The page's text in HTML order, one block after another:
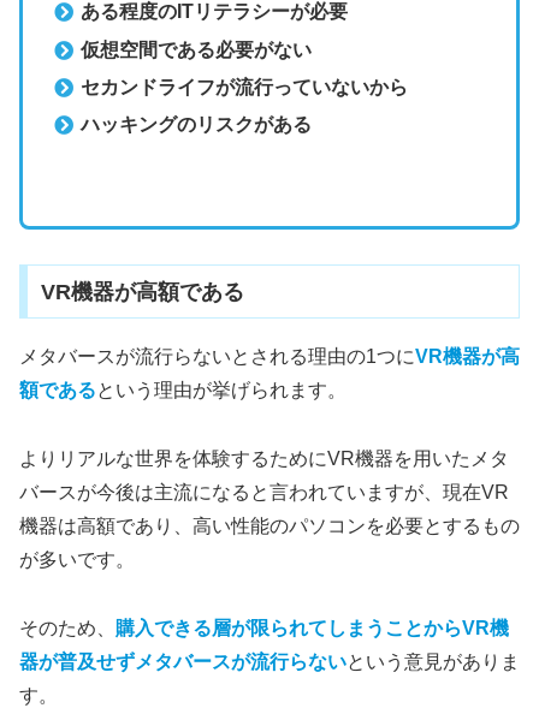
ある程度のITリテラシーが必要
仮想空間である必要がない
セカンドライフが流行っていないから
ハッキングのリスクがある
VR機器が高額である
メタバースが流行らないとされる理由の1つにVR機器が高
額であるという理由が挙げられます。
よりリアルな世界を体験するためにVR機器を用いたメタ
バースが今後は主流になると言われていますが、現在VR
機器は高額であり、高い性能のパソコンを必要とするもの
が多いです。
そのため、 購入できる層が限られてしまうことからVR機
器が普及せずメタバースが流行らないという意見がありま
す。